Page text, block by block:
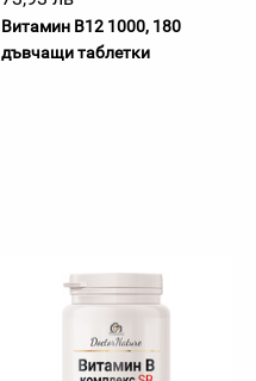
Витамин B12 1000, 180
дъвчащи таблетки